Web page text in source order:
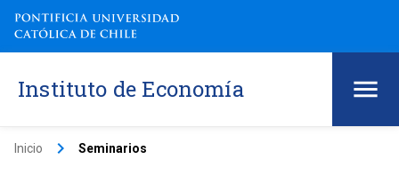
Instituto de Economía
Inicio keyboard_arrow_right Seminarios